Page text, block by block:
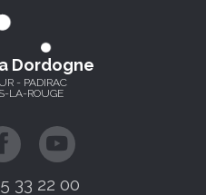
Dordogne
- PADIRAC
LA-ROUGE
33 22 00